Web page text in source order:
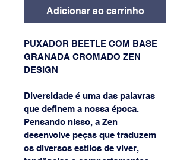
Adicionar ao carrinho
PUXADOR BEETLE COM BASE
GRANADA CROMADO ZEN
DESIGN
Diversidade é uma das palavras
que definem a nossa época.
Pensando nisso, a Zen
desenvolve peças que traduzem
os diversos estilos de viver,